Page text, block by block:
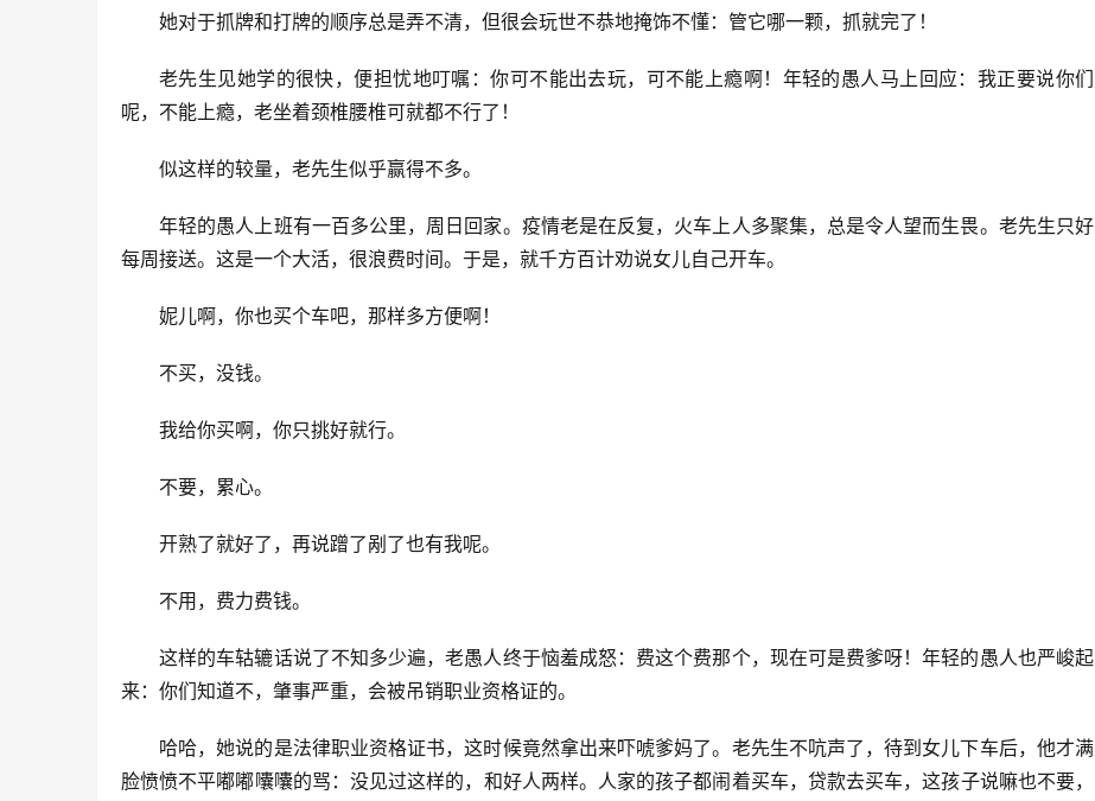
她对于抓牌和打牌的顺序总是弄不清，但很会玩世不恭地掩饰不懂：管它哪一颗，抓就完了！
老先生见她学的很快，便担忧地叮嘱：你可不能出去玩，可不能上瘾啊！年轻的愚人马上回应：我正要说你们
呢，不能上瘾，老坐着颈椎腰椎可就都不行了！
似这样的较量，老先生似乎赢得不多。
年轻的愚人上班有一百多公里，周日回家。疫情老是在反复，火车上人多聚集，总是令人望而生畏。老先生只好
每周接送。这是一个大活，很浪费时间。于是，就千方百计劝说女儿自己开车。
妮儿啊，你也买个车吧，那样多方便啊！
不买，没钱。
我给你买啊，你只挑好就行。
不要，累心。
开熟了就好了，再说蹭了剐了也有我呢。
不用，费力费钱。
这样的车轱辘话说了不知多少遍，老愚人终于恼羞成怒：费这个费那个，现在可是费爹呀！年轻的愚人也严峻起
来：你们知道不，肇事严重，会被吊销职业资格证的。
哈哈，她说的是法律职业资格证书，这时候竟然拿出来吓唬爹妈了。老先生不吭声了，待到女儿下车后，他才满
脸愤愤不平嘟嘟囔囔的骂：没见过这样的，和好人两样。人家的孩子都闹着买车，贷款去买车，这孩子说嘛也不要，